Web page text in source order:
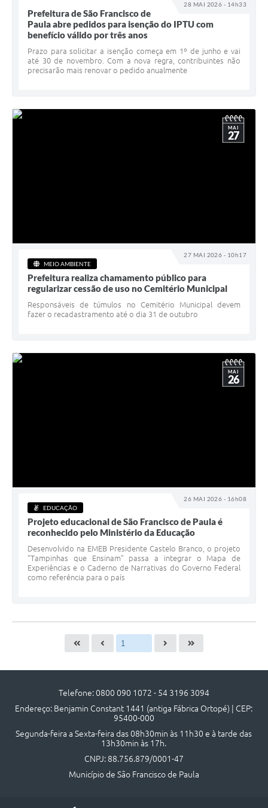
28 MAI 2026 - 14h33
Prefeitura de São Francisco de
Paula abre pedidos para isenção do IPTU com
benefício válido por três anos
Prazo para solicitar a isenção começa em 1º de junho e vai
até 30 de novembro. Com a nova regra, contribuintes não
precisarão mais renovar o pedido anualmente
27 MAI 2026 - 10h17
MAI
27
MEIO AMBIENTE
Prefeitura realiza chamamento público para
regularizar cessão de uso no Cemitério Municipal
Responsáveis de túmulos no Cemitério Municipal devem
fazer o recadastramento até o dia 31 de outubro
26 MAI 2026 - 16h08
MAI
26
EDUCAÇÃO
Projeto educacional de São Francisco de Paula é
reconhecido pelo Ministério da Educação
Desenvolvido na EMEB Presidente Castelo Branco, o projeto
"Tampinhas que Ensinam" passa a integrar o Mapa de
Experiências e o Caderno de Narrativas do Governo Federal
como referência para o país
Telefone: 0800 090 1072 - 54 3196 3094
Endereço: Benjamin Constant 1441 (antiga Fábrica Ortopé) | CEP:
95400-000
Segunda-feira a Sexta-feira das 08h30min às 11h30 e à tarde das
13h30min às 17h.
CNPJ: 88.756.879/0001-47
Município de São Francisco de Paula